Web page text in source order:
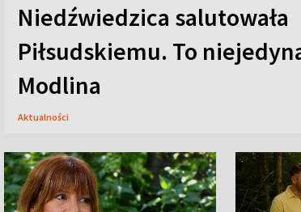
Niedźwiedzica salutowała
Piłsudskiemu. To
Modlina
Aktualności